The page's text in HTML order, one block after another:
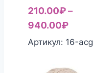
210.00₽–
940.00₽
Артикул: 16-acg